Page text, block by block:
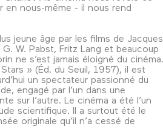
en nous-même - il nous rend
jeune âge par les films de Jacques
G. W. Pabst, Fritz Lang et beaucoup
ne s’est jamais éloigné du cinéma.
» (Éd. du Seuil, 1957), il est
un spectateur passionné du
engagé par l’un dans une
sur l’autre. Le cinéma a été l’un
scientifique. Il a surtout été le
originale qu’il n’a cessé de